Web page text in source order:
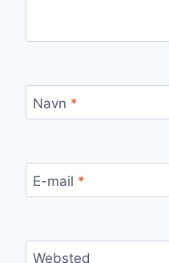
Navn *
E-mail *
Websted